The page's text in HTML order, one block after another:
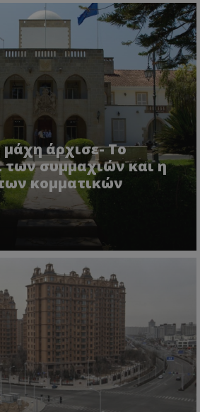
άρχισε- Το
των συμμαχιών και η
κομματικών